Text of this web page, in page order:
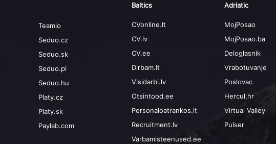
Teamio
Seduo.cz
Seduo.sk
Seduo.pl
Seduo.hu
Platy.cz
Platy.sk
Paylab.com
Baltics
CVonline.lt
CV.lv
CV.ee
Dirbam.It
Visidarbi.lv
Otsintood.ee
Personaloatrankos.lt
Recruitment.lv
Varbamisteenused.ee
Adriatic
MojPosao
MojPosao.ba
Deloglasnik
Vrabotuvanje
Poslovac
Hercul.hr
Virtual Valley
Pulser